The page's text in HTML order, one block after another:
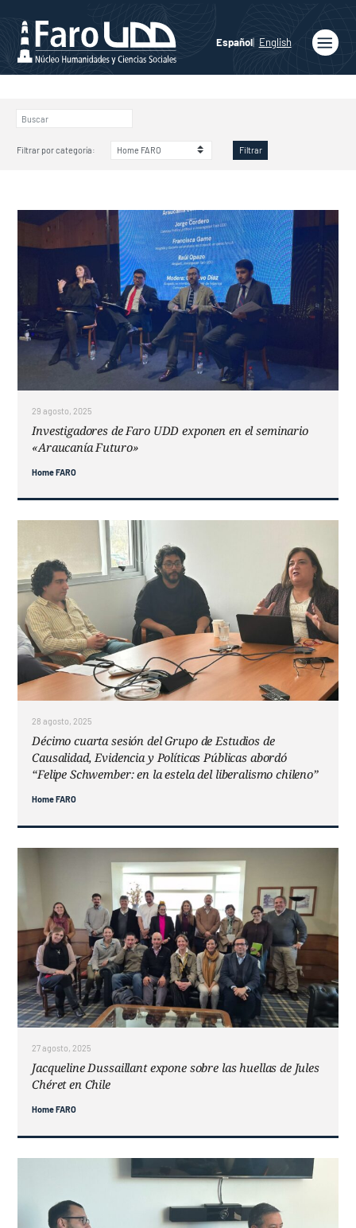
Español English
Quiénes
Agenda
Ediciones
Filtrar por categoría: Filtrar
29 agosto, 2025
Investigadores de Faro UDD exponen en el seminario
«Araucanía Futuro»
Home FARO
28 agosto, 2025
Décimo cuarta sesión del Grupo de Estudios de
Causalidad, Evidencia y Políticas Públicas abordó
“Felipe Schwember: en la estela del liberalismo chileno”
Home FARO
27 agosto, 2025
Jacqueline Dussaillant expone sobre las huellas de Jules
Chéret en Chile
Home FARO